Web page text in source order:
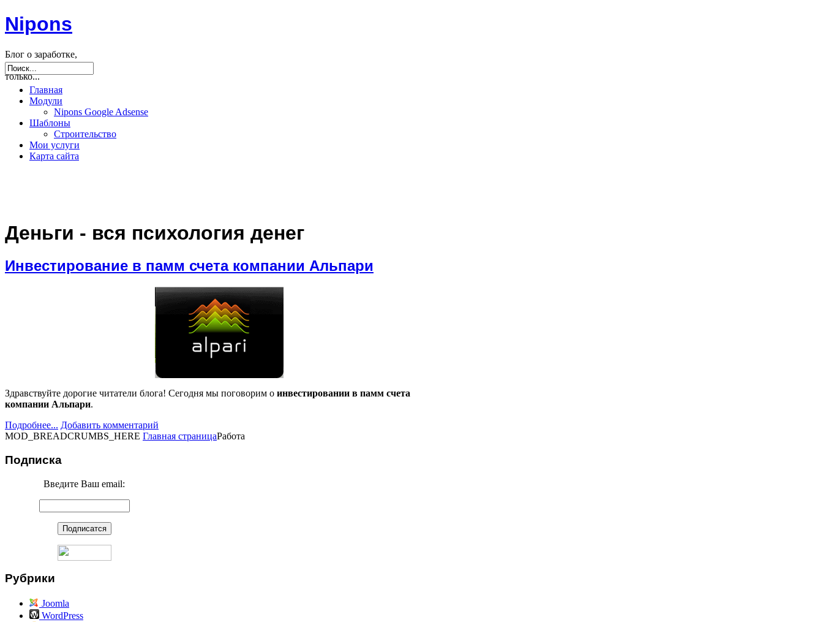
Nipons
Блог о заработке,
seo, joomla и не
только...
Главная
Модули
Nipons Google Adsense
Шаблоны
Строительство
Мои услуги
Карта сайта
Деньги - вся психология денег
Инвестирование в памм счета компании Альпари
Здравствуйте дорогие читатели блога! Сегодня мы поговорим о инвестировании в памм счета
компании Альпари.
Подробнее... Добавить комментарий
MOD_BREADCRUMBS_HERE Главная страницаРабота
Подписка
Введите Ваш email:
Рубрики
Joomla
WordPress